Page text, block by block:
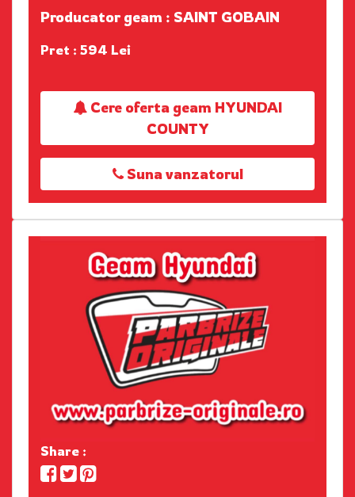
Producator geam : SAINT GOBAIN
Pret : 594 Lei
Cere oferta geam HYUNDAI
COUNTY
Suna vanzatorul
Share :